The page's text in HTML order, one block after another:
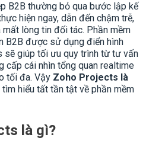
B2B thường bỏ qua bước lập kế
hiện ngay, dẫn đến chậm trễ,
lòng tin đối tác. Phần mềm
B2B được sử dụng điển hình
sẽ giúp tối ưu quy trình từ tư vấn
cấp cái nhìn tổng quan realtime
tối đa. Vậy Zoho Projects là
tìm hiểu tất tần tật về phần mềm
là gì?